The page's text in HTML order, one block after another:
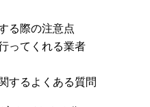
る際の注意点
ってくれる業者
するよくある質問